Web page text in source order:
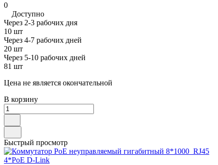
0
Доступно
Через 2-3 рабочих дня
10 шт
Через 4-7 рабочих дней
20 шт
Через 5-10 рабочих дней
81 шт
Цена не является окончательной
В корзину
Быстрый просмотр